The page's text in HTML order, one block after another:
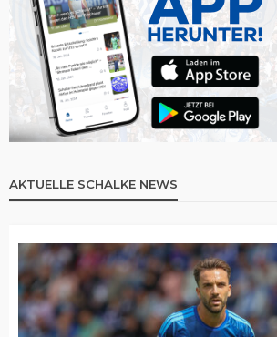
AKTUELLE SCHALKE NEWS